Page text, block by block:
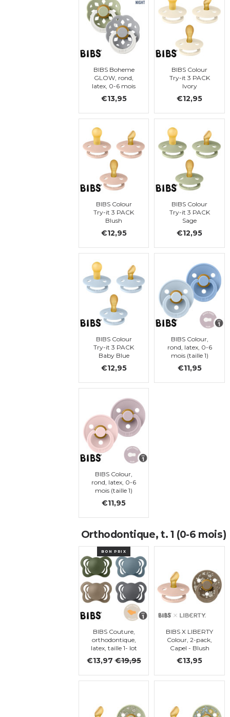
BIBS Boheme
GLOW, rond,
latex, 0-6 mois
€13,95
BIBS Colour
Try-it 3 PACK
Ivory
€12,95
BIBS Colour
Try-it 3 PACK
Blush
€12,95
BIBS Colour
Try-it 3 PACK
Sage
€12,95
BIBS Colour
Try-it 3 PACK
Baby Blue
€12,95
BIBS Colour,
rond, latex, 0-6
mois (taille 1)
€11,95
BIBS Colour,
rond, latex, 0-6
mois (taille 1)
€11,95
Orthodontique, t. 1 (0-6 mois)
BON PRIX
BIBS Couture,
orthodontique,
latex, taille 1- lot
de 4 (Steel Blue,
Iron, Hunter
Oak)
€13,97 €19,95
BIBS X LIBERTY
Colour, 2-pack,
Capel - Blush
Mix,
orthodontique,
€13,95